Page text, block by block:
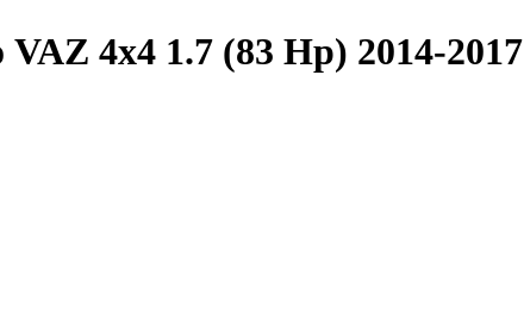
VAZ 4x4 1.7 (83 Hp) 2014-2017